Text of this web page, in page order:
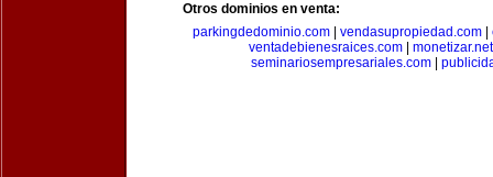
Otros dominios en venta:
parkingdedominio.com| vendasupropiedad.com|
ventadebienesraices.com
monetizar.net
seminariosempresariales.com